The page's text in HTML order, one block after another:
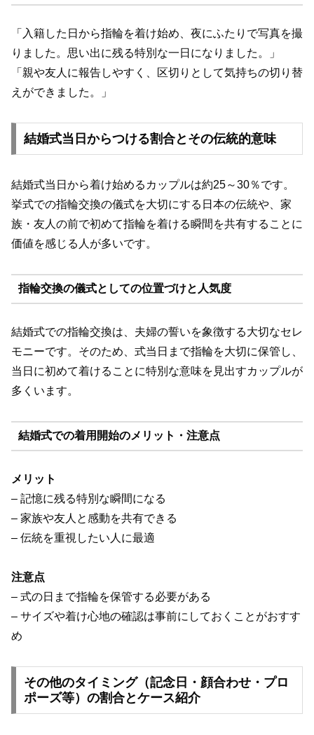
「入籍した日から指輪を着け始め、夜にふたりで写真を撮
りました。思い出に残る特別な一日になりました。」
「親や友人に報告しやすく、区切りとして気持ちの切り替
えができました。」
結婚式当日からつける割合とその伝統的意味
結婚式当日から着け始めるカップルは約25～30％です。
挙式での指輪交換の儀式を大切にする日本の伝統や、家
族・友人の前で初めて指輪を着ける瞬間を共有することに
価値を感じる人が多いです。
指輪交換の儀式としての位置づけと人気度
結婚式での指輪交換は、夫婦の誓いを象徴する大切なセレ
モニーです。そのため、式当日まで指輪を大切に保管し、
当日に初めて着けることに特別な意味を見出すカップルが
多くいます。
結婚式での着用開始のメリット・注意点
メリット
– 記憶に残る特別な瞬間になる
– 家族や友人と感動を共有できる
– 伝統を重視したい人に最適
注意点
– 式の日まで指輪を保管する必要がある
– サイズや着け心地の確認は事前にしておくことがおすす
め
その他のタイミング（記念日・顔合わせ・プロ
ポーズ等）の割合とケース紹介